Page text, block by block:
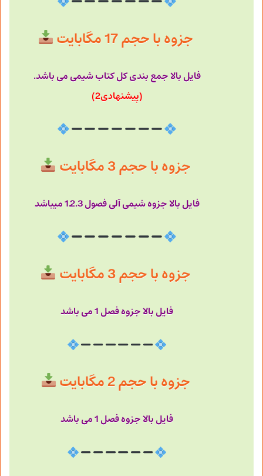
جزوه با حجم 17 مگابایت
فایل بالا جمع بندی کل کتاب شیمی می باشد.
(پیشنهادی2)
جزوه با حجم 3 مگابایت
فایل بالا جزوه شیمی آلی فصول 1.2.3 میباشد
جزوه با حجم 3 مگابایت
فایل بالا جزوه فصل 1 می باشد
جزوه با حجم 2 مگابایت
فایل بالا جزوه فصل 1 می باشد